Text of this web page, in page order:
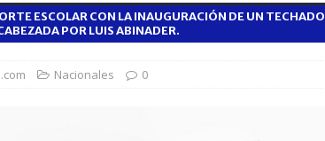
para estudiar maestrías y doctorados en el
ESCOLAR CON LA INAUGURACIÓN DE UN TECHADO
POR LUIS ABINADER.
Nacionales 0